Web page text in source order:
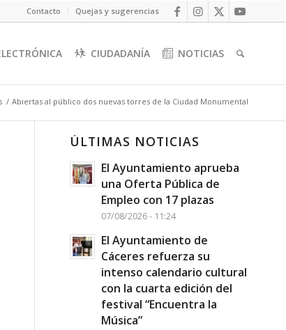
Contacto Quejas y sugerencias
CIUDADANÍA NOTICIAS
/ Abiertas al público dos nuevas torres de la Ciudad Monumental
ÚLTIMAS NOTICIAS
El Ayuntamiento aprueba
una Oferta Pública de
Empleo con 17 plazas
07/08/2026 - 11:24
El Ayuntamiento de
Cáceres refuerza su
intenso calendario cultural
con la cuarta edición del
festival “Encuentra la
Música”